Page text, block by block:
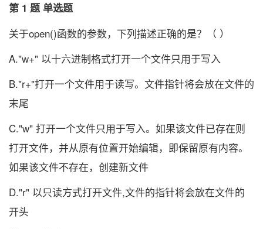
第 1 题 单选题
关于open()函数的参数，下列描述正确的是？（ ）
A."w+" 以十六进制格式打开一个文件只用于写入
B."r+"打开一个文件用于读写。文件指针将会放在文件的
末尾
C."w" 打开一个文件只用于写入。如果该文件已存在则
打开文件，并从原有位置开始编辑，即保留原有内容。
如果该文件不存在，创建新文件
D."r" 以只读方式打开文件,文件的指针将会放在文件的
开头